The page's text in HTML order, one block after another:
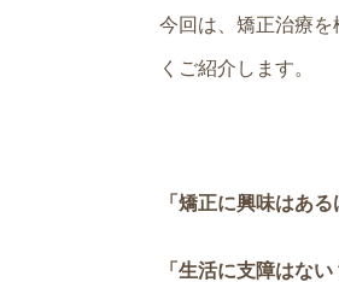
今回は、矯正治療
くご紹介します。
「矯正に興味はあ
「生活に支障はない